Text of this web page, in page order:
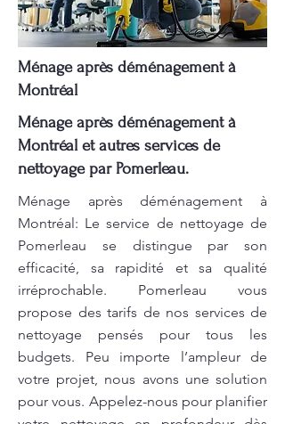
Ménage après déménagement à
Montréal
Ménage après déménagement à
Montréal et autres services de
nettoyage par Pomerleau.
Ménage après déménagement à
Montréal: Le service de nettoyage de
Pomerleau se distingue par son
efficacité, sa rapidité et sa qualité
irréprochable. Pomerleau vous
propose des tarifs de nos services de
nettoyage pensés pour tous les
budgets. Peu importe l’ampleur de
votre projet, nous avons une solution
pour vous. Appelez-nous pour planifier